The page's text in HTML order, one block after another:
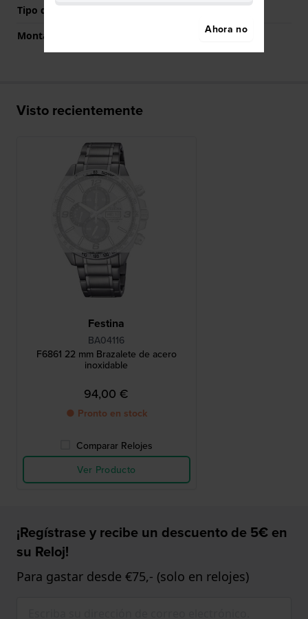
Tipo de montaje
Pasadores de resorte
Montaje Recto
Visto recientemente
Festina
BA04116
F6861 22 mm Brazalete de acero
inoxidable
94,00 €
● Pronto en stock
Comparar Relojes
Ver Producto
¡Regístrase y recibe un descuento de 5€ en
su Reloj!
Para gastar desde €75,- (solo en relojes)
Ahora no